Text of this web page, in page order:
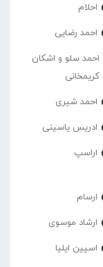
احلام
احمد‌ رضایی
احمد سلو و اشکان
کریمخانی
احمد شیری
ادریس یاسینی
اراسپ
ارسام
ارشاد موسوی
اسپین ایلیا